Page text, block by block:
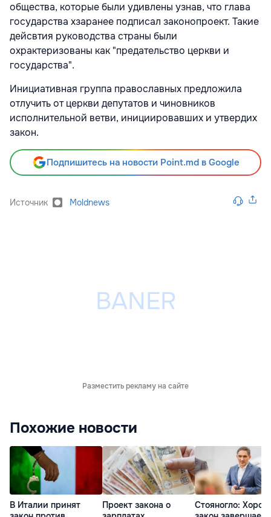
общества, которые были удивлены узнав, что глава
государства хзаранее подписал законопроект. Такие
дейсвтия руководства страны были
охрактеризованы как "предательство церкви и
государства".
Инициативная группа православных предложила
отлучить от церкви депутатов и чиновников
исполнительной ветви, инициировавших и утвердих
закон.
Подпишитесь на новости Point.md в Google
Источник Moldnews
Разместить рекламу на сайте
Похожие новости
В Италии принят
Проект закона о
Стояногло: